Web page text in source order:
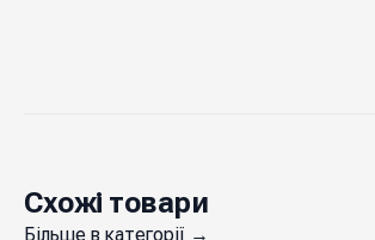
Схожі товари
Більше в категорії →